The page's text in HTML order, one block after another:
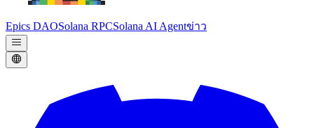
Epics DAOSolana RPCSolana AI Agentข่าว